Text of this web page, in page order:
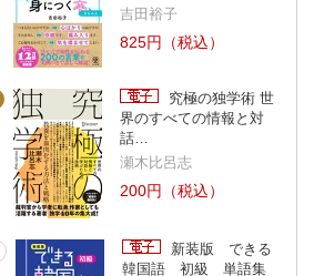
吉田裕子
825円（税込）
究極の独学術 世
界のすべての情報と対
話…
瀬木比呂志
200円（税込）
新装版 できる
韓国語 初級 単語集